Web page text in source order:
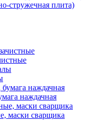
стружечная плита)
наждачная
маски сварщика